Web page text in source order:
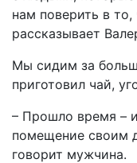
нам поверить в
рассказывает
Мы сидим за
приготовил чай,
– Прошло время –
помещение своим
говорит мужчина.